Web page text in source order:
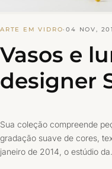
ARTE EM VIDRO·04 NOV,
Vasos e
designer
Sua coleção compreende
gradação suave de cores,
janeiro de 2014, o estúdio